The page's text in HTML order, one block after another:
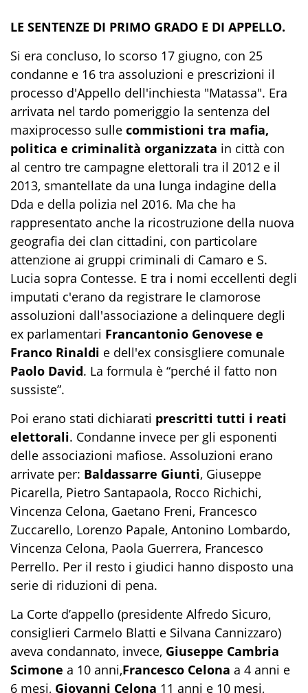
LE SENTENZE DI PRIMO GRADO E DI APPELLO.
Si era concluso, lo scorso 17 giugno, con 25
condanne e 16 tra assoluzioni e prescrizioni il
processo d'Appello dell'inchiesta "Matassa". Era
arrivata nel tardo pomeriggio la sentenza del
maxiprocesso sulle commistioni tra mafia,
politica e criminalità organizzata in città con
al centro tre campagne elettorali tra il 2012 e il
2013, smantellate da una lunga indagine della
Dda e della polizia nel 2016. Ma che ha
rappresentato anche la ricostruzione della nuova
geografia dei clan cittadini, con particolare
attenzione ai gruppi criminali di Camaro e S.
Lucia sopra Contesse. E tra i nomi eccellenti degli
imputati c'erano da registrare le clamorose
assoluzioni dall'associazione a delinquere degli
ex parlamentari Francantonio Genovese e
Franco Rinaldi e dell'ex consisgliere comunale
Paolo David. La formula è “perché il fatto non
sussiste”.
Poi erano stati dichiarati prescritti tutti i reati
elettorali. Condanne invece per gli esponenti
delle associazioni mafiose. Assoluzioni erano
arrivate per: Baldassarre Giunti, Giuseppe
Picarella, Pietro Santapaola, Rocco Richichi,
Vincenza Celona, Gaetano Freni, Francesco
Zuccarello, Lorenzo Papale, Antonino Lombardo,
Vincenza Celona, Paola Guerrera, Francesco
Perrello. Per il resto i giudici hanno disposto una
serie di riduzioni di pena.
La Corte d’appello (presidente Alfredo Sicuro,
consiglieri Carmelo Blatti e Silvana Cannizzaro)
aveva condannato, invece, Giuseppe Cambria
Scimone a 10 anni,Francesco Celona a 4 anni e
6 mesi, Giovanni Celona 11 anni e 10 mesi,